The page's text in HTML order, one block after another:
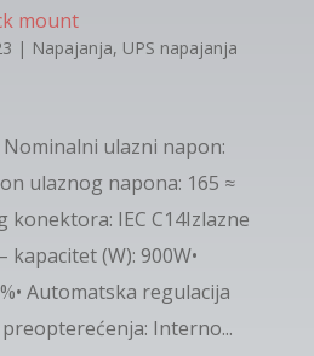
mount
| Napajanja, UPS napajanja
ulazni napon:
ulaznog napona: 165 ≈
konektora: IEC C14Izlazne
kapacitet (W): 900W•
Automatska regulacija
Interno...